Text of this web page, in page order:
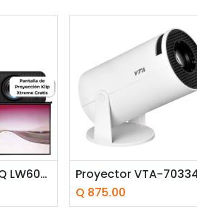
cestaProyector BenQ LW600ST+ LED DLP Tiro Corto 3200 Lúmenes WXGA (1280x800) HDMI, VGA
Añadir a la cesta
Q 875.00